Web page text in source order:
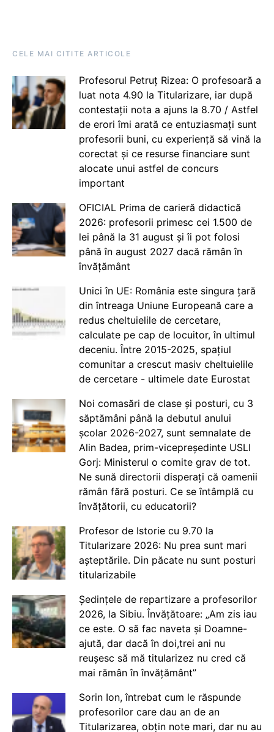
CELE MAI CITITE ARTICOLE
Profesorul Petruț Rizea: O profesoară a
luat nota 4.90 la Titularizare, iar după
contestații nota a ajuns la 8.70 / Astfel
de erori îmi arată ce entuziasmați sunt
profesorii buni, cu experiență să vină la
corectat și ce resurse financiare sunt
alocate unui astfel de concurs
important
OFICIAL Prima de carieră didactică
2026: profesorii primesc cei 1.500 de
lei până la 31 august și îi pot folosi
până în august 2027 dacă rămân în
învățământ
Unici în UE: România este singura țară
din întreaga Uniune Europeană care a
redus cheltuielile de cercetare,
calculate pe cap de locuitor, în ultimul
deceniu. Între 2015-2025, spațiul
comunitar a crescut masiv cheltuielile
de cercetare - ultimele date Eurostat
Noi comasări de clase și posturi, cu 3
săptămâni până la debutul anului
școlar 2026-2027, sunt semnalate de
Alin Badea, prim-vicepreședinte USLI
Gorj: Ministerul o comite grav de tot.
Ne sună directorii disperați că oamenii
rămân fără posturi. Ce se întâmplă cu
învățătorii, cu educatorii?
Profesor de Istorie cu 9.70 la
Titularizare 2026: Nu prea sunt mari
așteptările. Din păcate nu sunt posturi
titularizabile
Ședințele de repartizare a profesorilor
2026, la Sibiu. Învățătoare: „Am zis iau
ce este. O să fac naveta și Doamne-
ajută, dar dacă în doi,trei ani nu
reușesc să mă titularizez nu cred că
mai rămân în învățământ”
Sorin Ion, întrebat cum le răspunde
profesorilor care dau an de an
Titularizarea, obțin note mari, dar nu au